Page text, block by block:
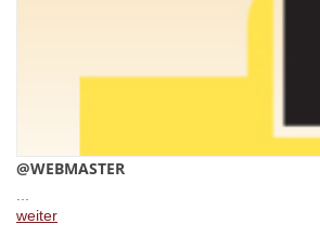
@WEBMASTER
...
weiter